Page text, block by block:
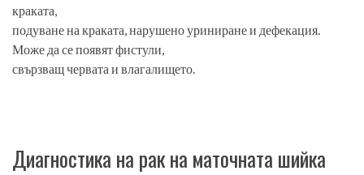
краката,
подуване на краката, нарушено уриниране и дефекация.
Може да се появят фистули,
свързващ червата и влагалището.
Диагностика на рак на маточната шийка